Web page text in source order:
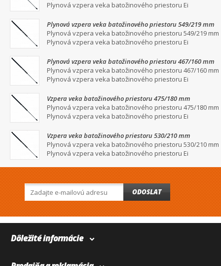
Plynová vzpera veka batožinového priestoru Ei
Plynová vzpera veka batožinového priestoru 549/219 mm
Plynová vzpera veka batožinového priestoru 549/219 mm
Plynová vzpera veka batožinového priestoru Ei
Plynová vzpera veka batožinového priestoru 467/160 mm
Plynová vzpera veka batožinového priestoru 467/160 mm
Plynová vzpera veka batožinového priestoru Ei
Vzpera veka batožinového priestoru 475/180 mm
Plynová vzpera veka batožinového priestoru 475/180 mm
Plynová vzpera veka batožinového priestoru Ei
Vzpera veka batožinového priestoru 530/210 mm
Plynová vzpera veka batožinového priestoru 530/210 mm
Plynová vzpera veka batožinového priestoru Ei
ODOSLAT
Dôležité informácie